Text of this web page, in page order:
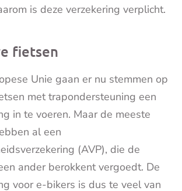
is deze verzekering verplicht.
fietsen
Unie gaan er nu stemmen op
met trapondersteuning een
in te voeren. Maar de meeste
al een
(AVP), die de
ander berokkent vergoedt. De
voor e-bikers is dus te veel van